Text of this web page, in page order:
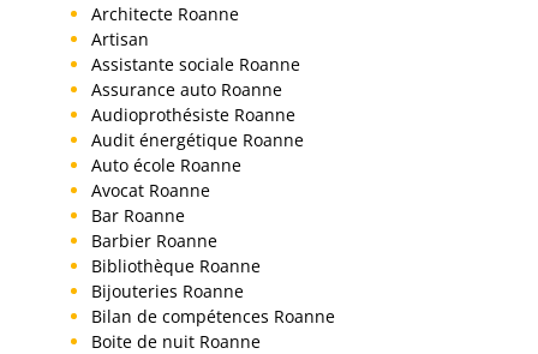
Architecte Roanne
Artisan
Assistante sociale Roanne
Assurance auto Roanne
Audioprothésiste Roanne
Audit énergétique Roanne
Auto école Roanne
Avocat Roanne
Bar Roanne
Barbier Roanne
Bibliothèque Roanne
Bijouteries Roanne
Bilan de compétences Roanne
Boite de nuit Roanne